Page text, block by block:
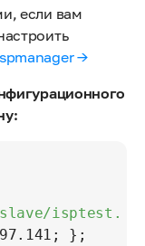
если вам
→
slave/
};